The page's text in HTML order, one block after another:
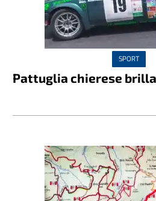
SPORT
Pattuglia chierese